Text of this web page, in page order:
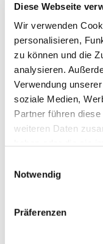
Diese Webseite
Wir verwenden
personalisieren,
zu können und die
analysieren.
Verwendung
soziale Medien,
Partner führen
weiteren Daten
Notwendig
Präferenzen
Dies